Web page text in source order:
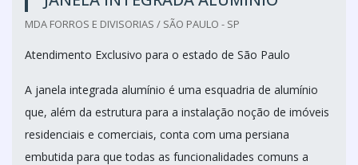
MDA FORROS E DIVISORIAS / SÃO PAULO - SP
Atendimento Exclusivo para o estado de São Paulo
A janela integrada alumínio é uma esquadria de alumínio
que, além da estrutura para a instalação noção de imóveis
residenciais e comerciais, conta com uma persiana
embutida para que todas as funcionalidades comuns a